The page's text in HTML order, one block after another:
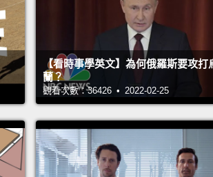
【看時事學英文】為何俄羅斯要攻打
蘭？
觀看次數：36426 • 2022-02-25